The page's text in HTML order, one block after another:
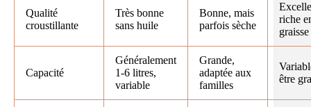
Qualité
croustillante
Très bonne
sans huile
Bonne, mais
parfois sèche
riche
graisse
Capacité
Généralement
1-6 litres,
variable
Grande,
adaptée aux
familles
être